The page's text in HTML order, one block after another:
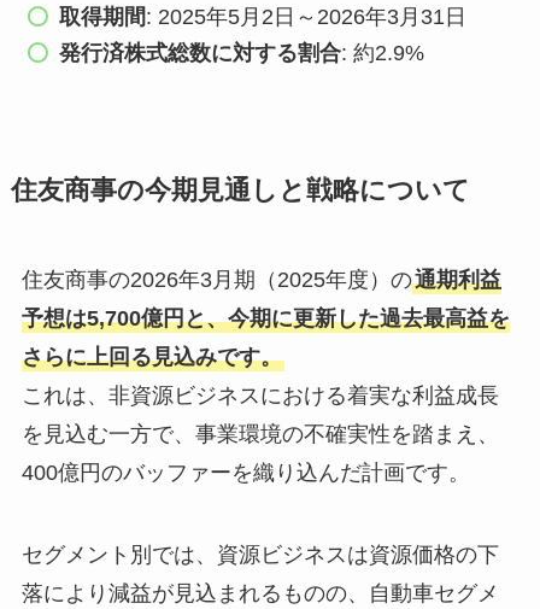
取得期間: 2025年5月2日～2026年3月31日
発行済株式総数に対する割合: 約2.9%
住友商事の今期見通しと戦略について
住友商事の2026年3月期（2025年度）の通期利益
予想は5,700億円と、今期に更新した過去最高益を
さらに上回る見込みです。
これは、非資源ビジネスにおける着実な利益成長
を見込む一方で、事業環境の不確実性を踏まえ、
400億円のバッファーを織り込んだ計画です。
セグメント別では、資源ビジネスは資源価格の下
落により減益が見込まれるものの、自動車セグメ